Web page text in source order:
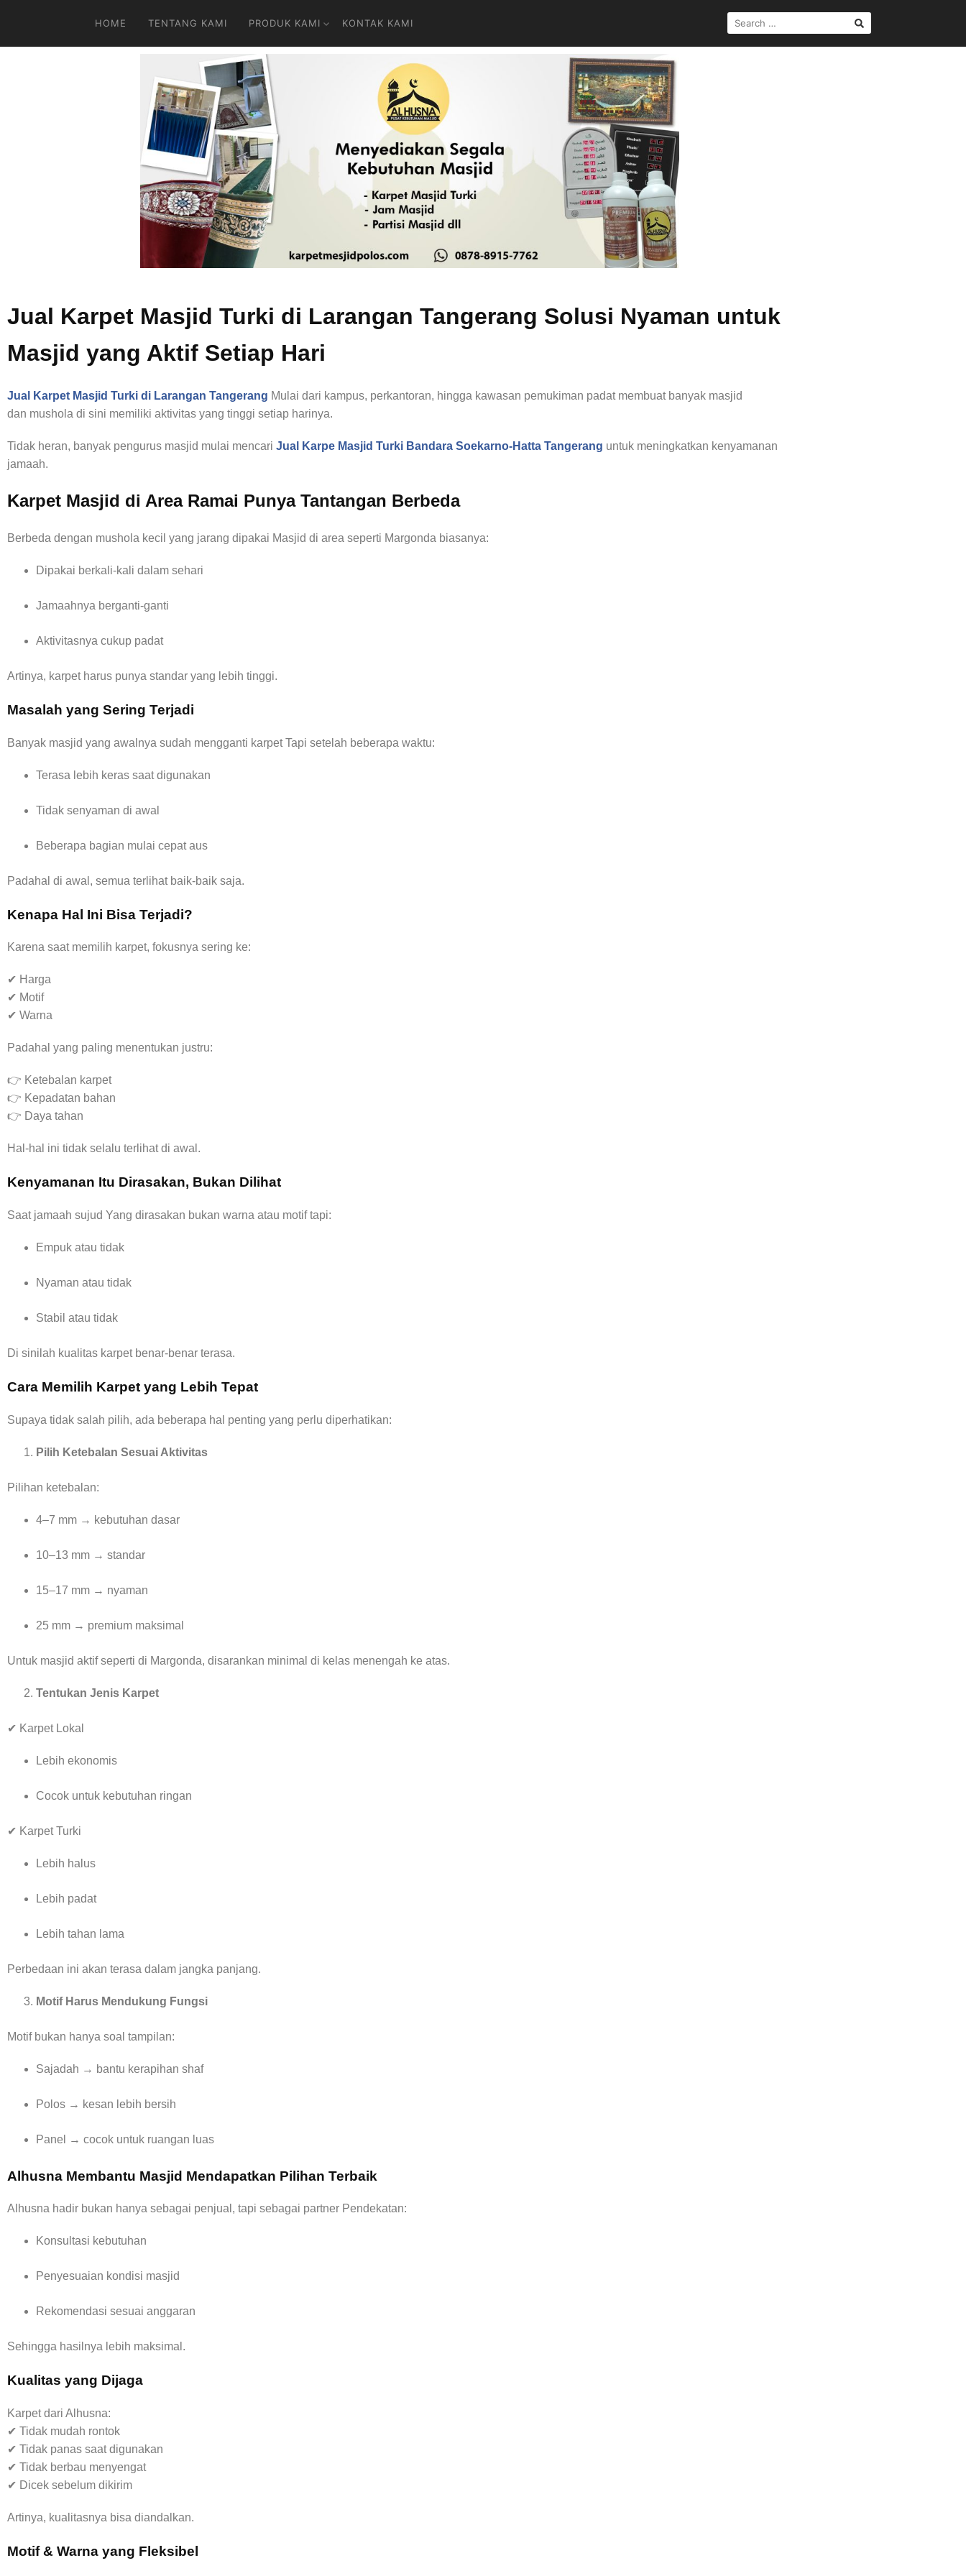
HOME TENTANG KAMI PRODUK KAMI KONTAK KAMI
Jual Karpet Masjid Turki di Larangan Tangerang Solusi Nyaman untuk
Masjid yang Aktif Setiap Hari
Jual Karpet Masjid Turki di Larangan Tangerang Mulai dari kampus, perkantoran, hingga kawasan pemukiman padat membuat banyak masjid
dan mushola di sini memiliki aktivitas yang tinggi setiap harinya.
Tidak heran, banyak pengurus masjid mulai mencari Jual Karpe Masjid Turki Bandara Soekarno-Hatta Tangerang untuk meningkatkan kenyamanan
jamaah.
Karpet Masjid di Area Ramai Punya Tantangan Berbeda
Berbeda dengan mushola kecil yang jarang dipakai Masjid di area seperti Margonda biasanya:
Dipakai berkali-kali dalam sehari
Jamaahnya berganti-ganti
Aktivitasnya cukup padat
Artinya, karpet harus punya standar yang lebih tinggi.
Masalah yang Sering Terjadi
Banyak masjid yang awalnya sudah mengganti karpet Tapi setelah beberapa waktu:
Terasa lebih keras saat digunakan
Tidak senyaman di awal
Beberapa bagian mulai cepat aus
Padahal di awal, semua terlihat baik-baik saja.
Kenapa Hal Ini Bisa Terjadi?
Karena saat memilih karpet, fokusnya sering ke:
✔ Harga
✔ Motif
✔ Warna
Padahal yang paling menentukan justru:
👉 Ketebalan karpet
👉 Kepadatan bahan
👉 Daya tahan
Hal-hal ini tidak selalu terlihat di awal.
Kenyamanan Itu Dirasakan, Bukan Dilihat
Saat jamaah sujud Yang dirasakan bukan warna atau motif tapi:
Empuk atau tidak
Nyaman atau tidak
Stabil atau tidak
Di sinilah kualitas karpet benar-benar terasa.
Cara Memilih Karpet yang Lebih Tepat
Supaya tidak salah pilih, ada beberapa hal penting yang perlu diperhatikan:
Pilih Ketebalan Sesuai Aktivitas
Pilihan ketebalan:
4–7 mm → kebutuhan dasar
10–13 mm → standar
15–17 mm → nyaman
25 mm → premium maksimal
Untuk masjid aktif seperti di Margonda, disarankan minimal di kelas menengah ke atas.
Tentukan Jenis Karpet
✔ Karpet Lokal
Lebih ekonomis
Cocok untuk kebutuhan ringan
✔ Karpet Turki
Lebih halus
Lebih padat
Lebih tahan lama
Perbedaan ini akan terasa dalam jangka panjang.
Motif Harus Mendukung Fungsi
Motif bukan hanya soal tampilan:
Sajadah → bantu kerapihan shaf
Polos → kesan lebih bersih
Panel → cocok untuk ruangan luas
Alhusna Membantu Masjid Mendapatkan Pilihan Terbaik
Alhusna hadir bukan hanya sebagai penjual, tapi sebagai partner Pendekatan:
Konsultasi kebutuhan
Penyesuaian kondisi masjid
Rekomendasi sesuai anggaran
Sehingga hasilnya lebih maksimal.
Kualitas yang Dijaga
Karpet dari Alhusna:
✔ Tidak mudah rontok
✔ Tidak panas saat digunakan
✔ Tidak berbau menyengat
✔ Dicek sebelum dikirim
Artinya, kualitasnya bisa diandalkan.
Motif & Warna yang Fleksibel